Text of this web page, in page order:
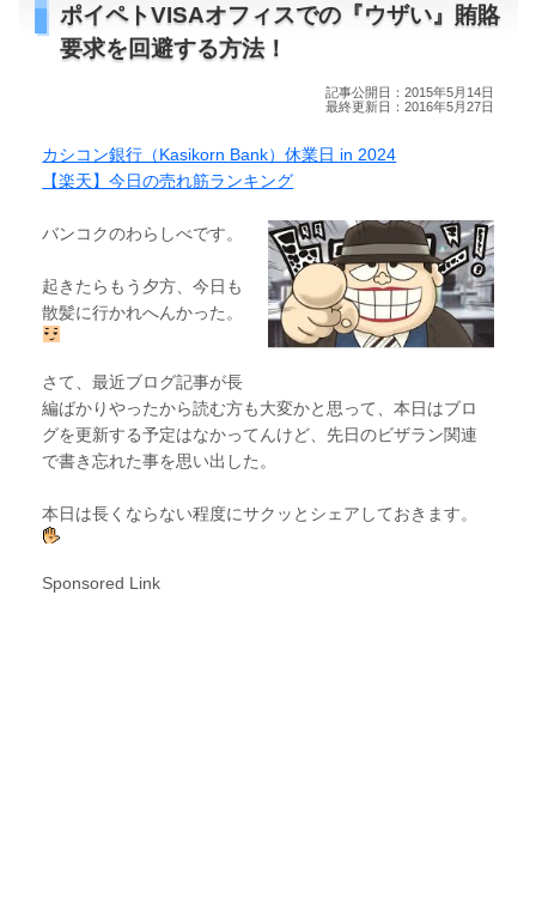
ポイペトVISAオフィスでの『ウザい』賄賂
要求を回避する方法！
記事公開日：2015年5月14日
最終更新日：2016年5月27日
カシコン銀行（Kasikorn Bank）休業日 in 2024
【楽天】今日の売れ筋ランキング
バンコクのわらしべです。
起きたらもう夕方、今日も
散髪に行かれへんかった。
さて、最近ブログ記事が長
編ばかりやったから読む方も大変かと思って、本日はブロ
グを更新する予定はなかってんけど、先日のビザラン関連
で書き忘れた事を思い出した。
本日は長くならない程度にサクッとシェアしておきます。
Sponsored Link